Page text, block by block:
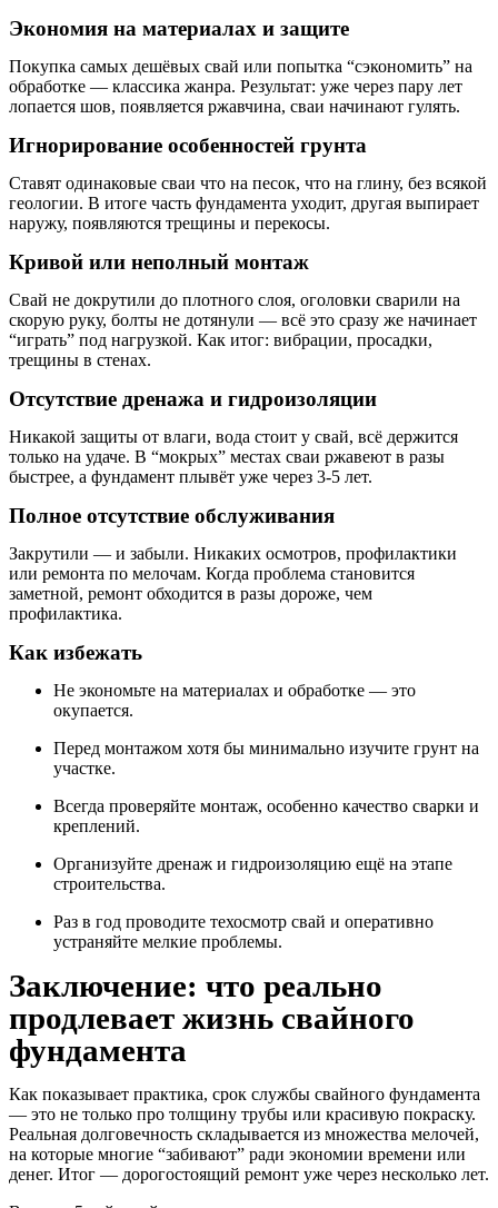
Экономия на материалах и защите
Покупка самых дешёвых свай или попытка “сэкономить” на
обработке — классика жанра. Результат: уже через пару лет
лопается шов, появляется ржавчина, сваи начинают гулять.
Игнорирование особенностей грунта
Ставят одинаковые сваи что на песок, что на глину, без всякой
геологии. В итоге часть фундамента уходит, другая выпирает
наружу, появляются трещины и перекосы.
Кривой или неполный монтаж
Свай не докрутили до плотного слоя, оголовки сварили на
скорую руку, болты не дотянули — всё это сразу же начинает
“играть” под нагрузкой. Как итог: вибрации, просадки,
трещины в стенах.
Отсутствие дренажа и гидроизоляции
Никакой защиты от влаги, вода стоит у свай, всё держится
только на удаче. В “мокрых” местах сваи ржавеют в разы
быстрее, а фундамент плывёт уже через 3-5 лет.
Полное отсутствие обслуживания
Закрутили — и забыли. Никаких осмотров, профилактики
или ремонта по мелочам. Когда проблема становится
заметной, ремонт обходится в разы дороже, чем
профилактика.
Как избежать
Не экономьте на материалах и обработке — это
окупается.
Перед монтажом хотя бы минимально изучите грунт на
участке.
Всегда проверяйте монтаж, особенно качество сварки и
креплений.
Организуйте дренаж и гидроизоляцию ещё на этапе
строительства.
Раз в год проводите техосмотр свай и оперативно
устраняйте мелкие проблемы.
Заключение: что реально
продлевает жизнь свайного
фундамента
Как показывает практика, срок службы свайного фундамента
— это не только про толщину трубы или красивую покраску.
Реальная долговечность складывается из множества мелочей,
на которые многие “забивают” ради экономии времени или
денег. Итог — дорогостоящий ремонт уже через несколько лет.